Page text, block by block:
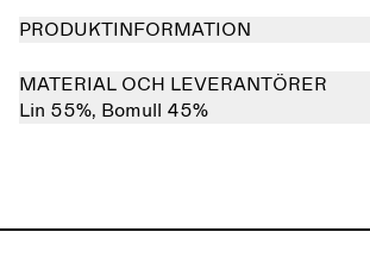
PRODUKTINFORMATION
MATERIAL OCH LEVERANTÖRER
Lin 55%, Bomull 45%